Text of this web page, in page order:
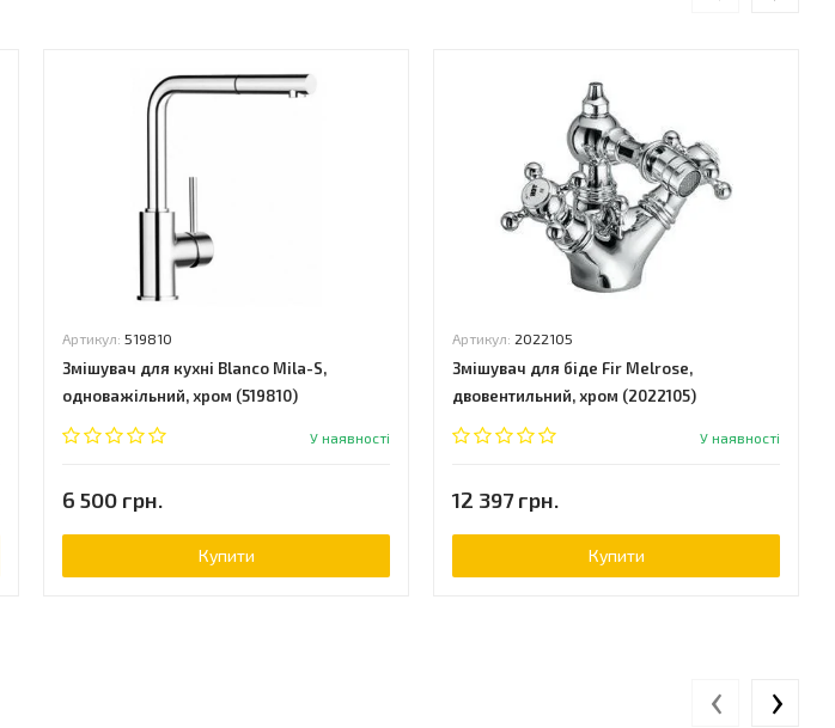
Артикул: 519810
Змішувач для кухні Blanco Mila-S,
одноважільний, хром (519810)
У наявності
6 500 грн.
Купити
Артикул: 2022105
Змішувач для біде Fir Melrose,
двовентильний, хром (2022105)
У наявності
12 397 грн.
Купити
‹ ›